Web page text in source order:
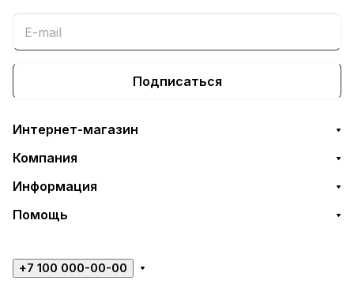
Подписаться
Интернет-магазин
Компания
Информация
Помощь
+7 100 000-00-00